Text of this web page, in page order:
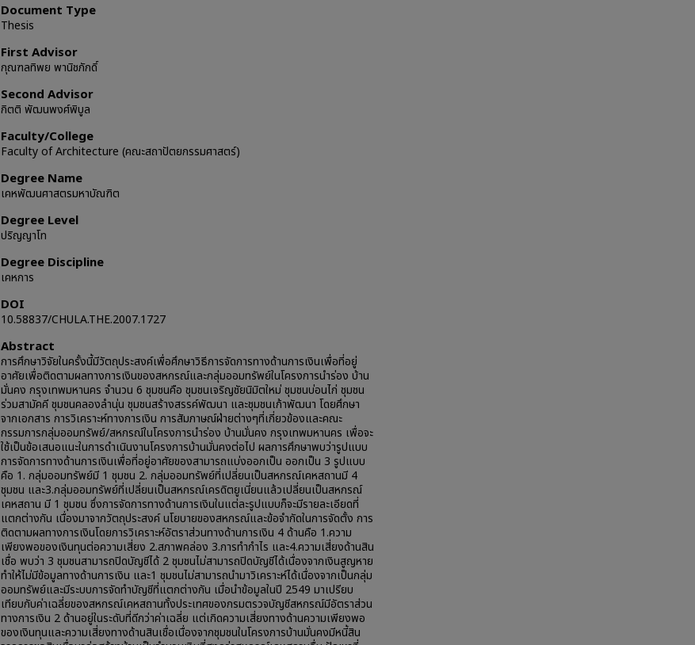
Document Type
Thesis
First Advisor
กุณฑลทิพย พานิชภักดิ์
Second Advisor
กิตติ พัฒนพงศ์พิบูล
Faculty/College
Faculty of Architecture (คณะสถาปัตยกรรมศาสตร์)
Degree Name
เคหพัฒนศาสตรมหาบัณฑิต
Degree Level
ปริญญาโท
Degree Discipline
เคหการ
DOI
10.58837/CHULA.THE.2007.1727
Abstract
การศึกษาวิจัยในครั้งนี้มีวัตถุประสงค์เพื่อศึกษาวิธีการจัดการทางด้านการเงินเพื่อที่อยู่
อาศัยเพื่อติดตามผลทางการเงินของสหกรณ์และกลุ่มออมทรัพย์ในโครงการนำร่อง บ้าน
มั่นคง กรุงเทพมหานคร จำนวน 6 ชุมชนคือ ชุมชนเจริญชัยนิมิตใหม่ ชุมชนบ่อนไก่ ชุมชน
ร่วมสามัคคี ชุมชนคลองลำนุ่น ชุมชนสร้างสรรค์พัฒนา และชุมชนเก้าพัฒนา โดยศึกษา
จากเอกสาร การวิเคราะห์ทางการเงิน การสัมภาษณ์ฝ่ายต่างๆที่เกี่ยวข้องและคณะ
กรรมการกลุ่มออมทรัพย์/สหกรณ์ในโครงการนำร่อง บ้านมั่นคง กรุงเทพมหานคร เพื่อจะ
ใช้เป็นข้อเสนอแนะในการดำเนินงานโครงการบ้านมั่นคงต่อไป ผลการศึกษาพบว่ารูปแบบ
การจัดการทางด้านการเงินเพื่อที่อยู่อาศัยของสามารถแบ่งออกเป็น ออกเป็น 3 รูปแบบ
คือ 1. กลุ่มออมทรัพย์มี 1 ชุมชน 2. กลุ่มออมทรัพย์ที่เปลี่ยนเป็นสหกรณ์เคหสถานมี 4
ชุมชน และ3.กลุ่มออมทรัพย์ที่เปลี่ยนเป็นสหกรณ์เครดิตยูเนี่ยนแล้วเปลี่ยนเป็นสหกรณ์
เคหสถาน มี 1 ชุมชน ซึ่งการจัดการทางด้านการเงินในแต่ละรูปแบบก็จะมีรายละเอียดที่
แตกต่างกัน เนื่องมาจากวัตถุประสงค์ นโยบายของสหกรณ์และข้อจำกัดในการจัดตั้ง การ
ติดตามผลทางการเงินโดยการวิเคราะห์อัตราส่วนทางด้านการเงิน 4 ด้านคือ 1.ความ
เพียงพอของเงินทุนต่อความเสี่ยง 2.สภาพคล่อง 3.การทำกำไร และ4.ความเสี่ยงด้านสิน
เชื่อ พบว่า 3 ชุมชนสามารถปิดบัญชีได้ 2 ชุมชนไม่สามารถปิดบัญชีได้เนื่องจากเงินสูญหาย
ทำให้ไม่มีข้อมูลทางด้านการเงิน และ1 ชุมชนไม่สามารถนำมาวิเคราะห์ได้เนื่องจากเป็นกลุ่ม
ออมทรัพย์และมีระบบการจัดทำบัญชีที่แตกต่างกัน เมื่อนำข้อมูลในปี 2549 มาเปรียบ
เทียบกับค่าเฉลี่ยของสหกรณ์เคหสถานทั้งประเทศของกรมตรวจบัญชีสหกรณ์มีอัตราส่วน
ทางการเงิน 2 ด้านอยู่ในระดับที่ดีกว่าค่าเฉลี่ย แต่เกิดความเสี่ยงทางด้านความเพียงพอ
ของเงินทุนและความเสี่ยงทางด้านสินเชื่อเนื่องจากชุมชนในโครงการบ้านมั่นคงมีหนี้สิน